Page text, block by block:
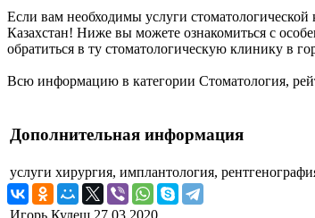
Если вам необходимы услуги
Казахстан! Ниже вы можете ознакомиться с
обратиться в ту стоматологическую клинику в
Всю информацию в категории Стоматология,
Дополнительная информация
услуги хирургия, имплантология,